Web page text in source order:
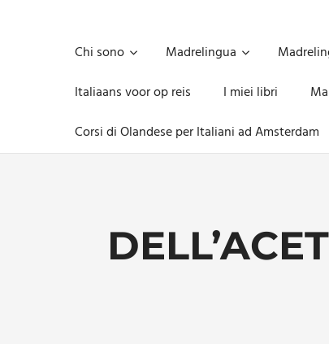
imprescindibile,
inevitabile
Mammamsterdam
oggi
anche
confezione
Chi sono Madrelingua
Italiaans voor op reis
I miei libri
Corsi di Olandese per Italiani ad Amsterdam